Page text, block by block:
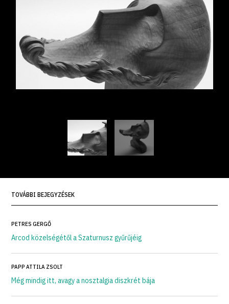
TOVÁBBI BEJEGYZÉSEK
PETRES GERGŐ
Arcod közelségétől a Szaturnusz gyűrűjéig
PAPP ATTILA ZSOLT
Még mindig itt, avagy a nosztalgia diszkrét bája